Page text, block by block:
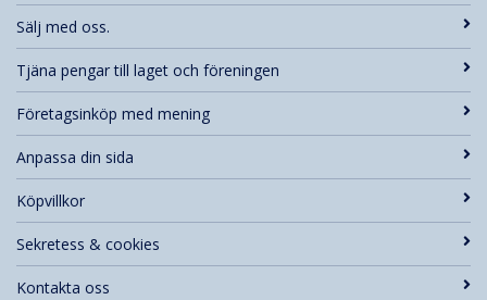
Sälj med oss.
Tjäna pengar till laget och föreningen
Företagsinköp med mening
Anpassa din sida
Köpvillkor
Sekretess & cookies
Kontakta oss